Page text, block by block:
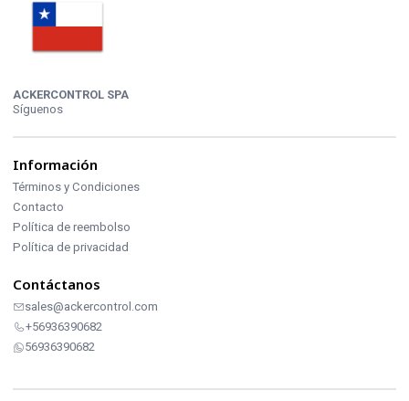
ACKERCONTROL SPA
Síguenos
Información
Términos y Condiciones
Contacto
Política de reembolso
Política de privacidad
Contáctanos
sales@ackercontrol.com
+56936390682
56936390682